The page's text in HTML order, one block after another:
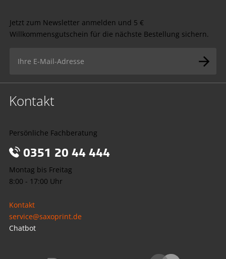
Jetzt zum Newsletter anmelden und 5 €
Willkommensgutschein für die nächste Bestellung sichern.
Kontakt
Persönliche Fachberatung
0351 20 44 444
Montag bis Freitag
8:00 - 17:00 Uhr
Kontakt
service@saxoprint.de
Chatbot